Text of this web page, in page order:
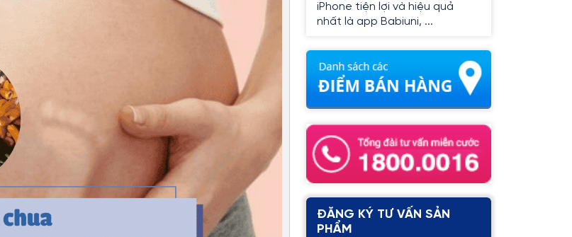
iPhone tiện lợi và hiệu quả
nhất là app Babiuni, ...
ĐĂNG KÝ TƯ VẤN SẢN
PHẨM